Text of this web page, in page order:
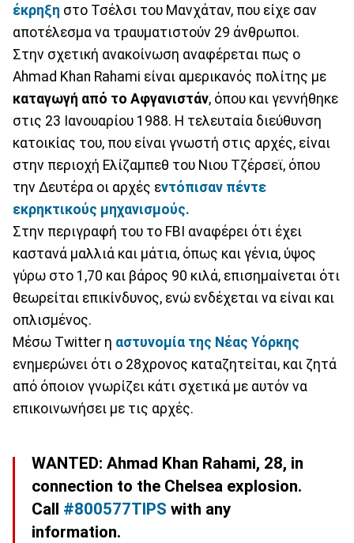
έκρηξη στο Τσέλσι του Μανχάταν, που είχε σαν
αποτέλεσμα να τραυματιστούν 29 άνθρωποι.
Στην σχετική ανακοίνωση αναφέρεται πως ο
Ahmad Khan Rahami είναι αμερικανός πολίτης με
καταγωγή από το Αφγανιστάν, όπου και γεννήθηκε
στις 23 Ιανουαρίου 1988. Η τελευταία διεύθυνση
κατοικίας του, που είναι γνωστή στις αρχές, είναι
στην περιοχή Ελίζαμπεθ του Νιου Τζέρσεϊ, όπου
την Δευτέρα οι αρχές εντόπισαν πέντε
εκρηκτικούς μηχανισμούς.
Στην περιγραφή του το FBI αναφέρει ότι έχει
καστανά μαλλιά και μάτια, όπως και γένια, ύψος
γύρω στο 1,70 και βάρος 90 κιλά, επισημαίνεται ότι
θεωρείται επικίνδυνος, ενώ ενδέχεται να είναι και
οπλισμένος.
Μέσω Twitter η αστυνομία της Νέας Υόρκης
ενημερώνει ότι ο 28χρονος καταζητείται, και ζητά
από όποιον γνωρίζει κάτι σχετικά με αυτόν να
επικοινωνήσει με τις αρχές.
WANTED: Ahmad Khan Rahami, 28, in
connection to the Chelsea explosion.
Call #800577TIPS with any
information.